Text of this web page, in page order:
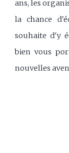
ans, les
la chance
souhaite d'y
bien vous
nouvelles